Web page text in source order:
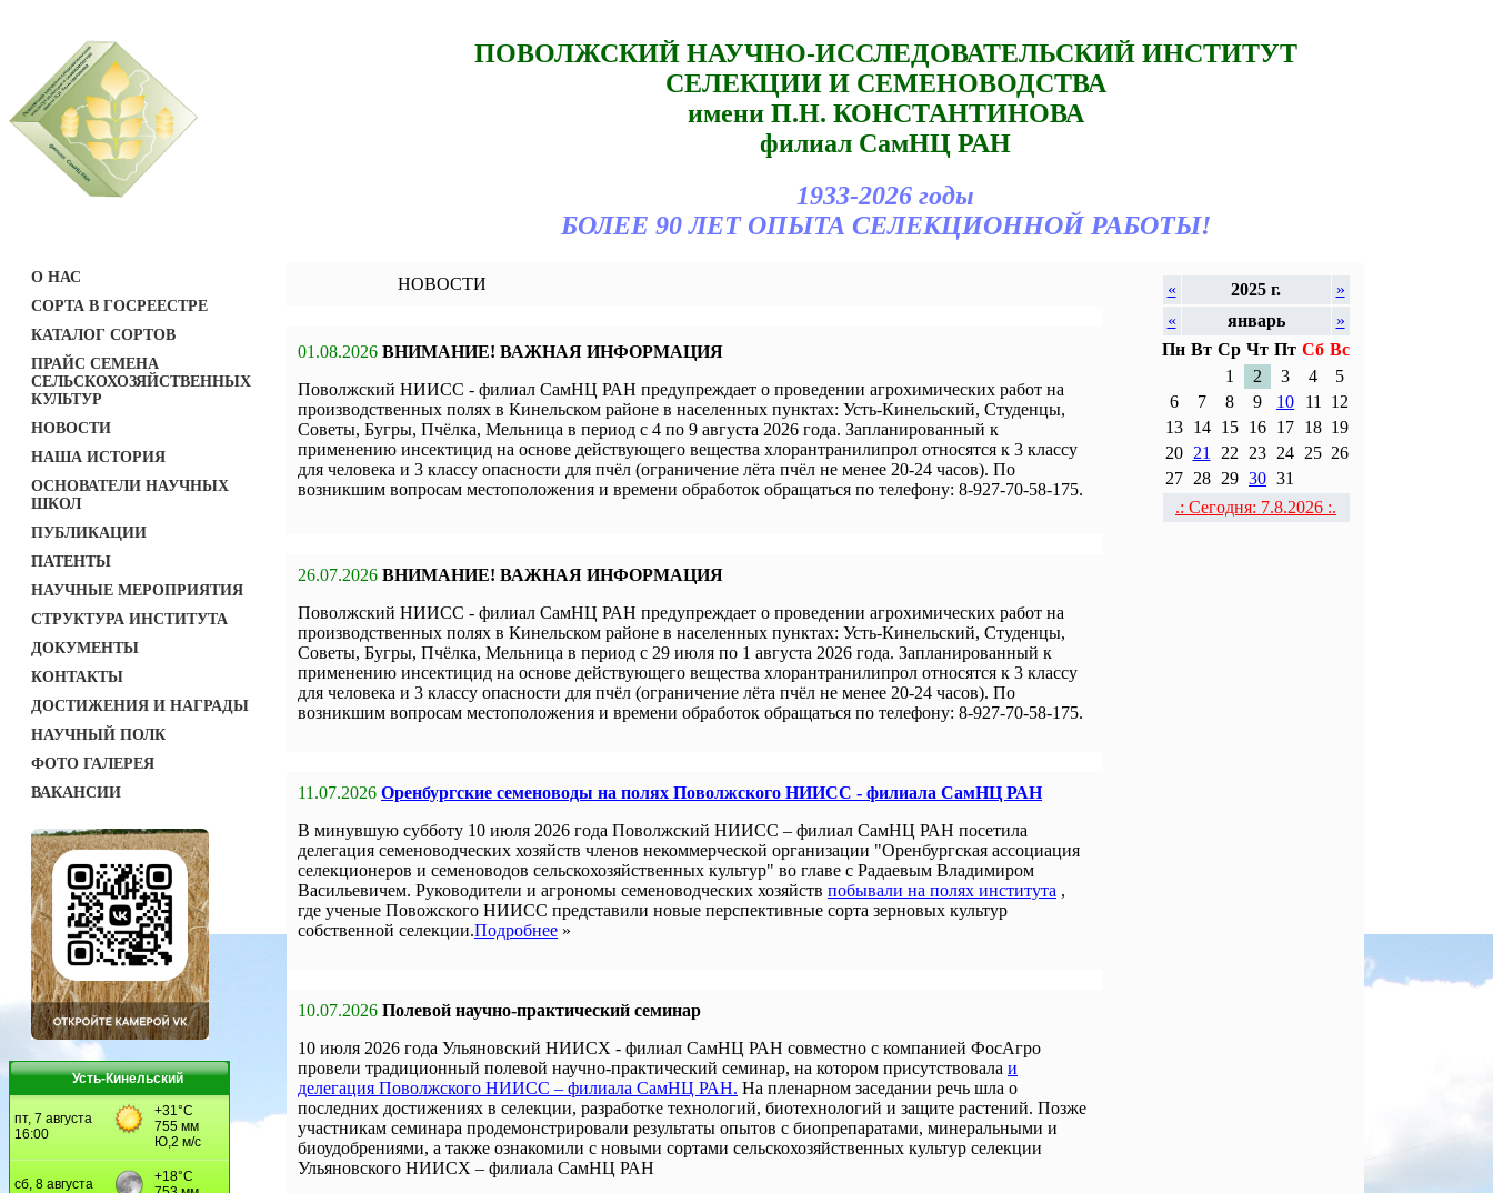
ПОВОЛЖСКИЙ НАУЧНО-ИССЛЕДОВАТЕЛЬСКИЙ ИНСТИТУТ
СЕЛЕКЦИИ И СЕМЕНОВОДСТВА
имени П.Н. КОНСТАНТИНОВА
филиал СамНЦ РАН
1933-2026 годы
БОЛЕЕ 90 ЛЕТ ОПЫТА СЕЛЕКЦИОННОЙ РАБОТЫ!
О НАС
СОРТА В ГОСРЕЕСТРЕ
КАТАЛОГ СОРТОВ
ПРАЙС СЕМЕНА
СЕЛЬСКОХОЗЯЙСТВЕННЫХ
КУЛЬТУР
НОВОСТИ
НАША ИСТОРИЯ
ОСНОВАТЕЛИ НАУЧНЫХ
ШКОЛ
ПУБЛИКАЦИИ
ПАТЕНТЫ
НАУЧНЫЕ МЕРОПРИЯТИЯ
СТРУКТУРА ИНСТИТУТА
ДОКУМЕНТЫ
КОНТАКТЫ
ДОСТИЖЕНИЯ И НАГРАДЫ
НАУЧНЫЙ ПОЛК
ФОТО ГАЛЕРЕЯ
ВАКАНСИИ
Усть-Кинельский
НОВОСТИ « 2025 г.
»
«
январь
»
Пн Вт Ср Чт Пт Сб Вс
1
2 3 4
5
6
7 8 9 10 11
12
13
14 15 16 17 18 19
20
21 22 23 24 25 26
27
28 29 30 31
.: Сегодня: 7.8.2026 :.
01.08.2026 ВНИМАНИЕ! ВАЖНАЯ ИНФОРМАЦИЯ
Поволжский НИИСС - филиал СамНЦ РАН предупреждает о проведении агрохимических работ на
производственных полях в Кинельском районе в населенных пунктах: Усть-Кинельский, Студенцы,
Советы, Бугры, Пчёлка, Мельница в период с 4 по 9 августа 2026 года. Запланированный к
применению инсектицид на основе действующего вещества хлорантранилипрол относятся к 3 классу
для человека и 3 классу опасности для пчёл (ограничение лёта пчёл не менее 20-24 часов). По
возникшим вопросам местоположения и времени обработок обращаться по телефону: 8-927-70-58-175.
26.07.2026 ВНИМАНИЕ! ВАЖНАЯ ИНФОРМАЦИЯ
Поволжский НИИСС - филиал СамНЦ РАН предупреждает о проведении агрохимических работ на
производственных полях в Кинельском районе в населенных пунктах: Усть-Кинельский, Студенцы,
Советы, Бугры, Пчёлка, Мельница в период с 29 июля по 1 августа 2026 года. Запланированный к
применению инсектицид на основе действующего вещества хлорантранилипрол относятся к 3 классу
для человека и 3 классу опасности для пчёл (ограничение лёта пчёл не менее 20-24 часов). По
возникшим вопросам местоположения и времени обработок обращаться по телефону: 8-927-70-58-175.
11.07.2026 Оренбургские семеноводы на полях Поволжского НИИСС - филиала СамНЦ РАН
В минувшую субботу 10 июля 2026 года Поволжский НИИСС – филиал СамНЦ РАН посетила
делегация семеноводческих хозяйств членов некоммерческой организации "Оренбургская ассоциация
селекционеров и семеноводов сельскохозяйственных культур" во главе с Радаевым Владимиром
Васильевичем. Руководители и агрономы семеноводческих хозяйств побывали на полях института ,
где ученые Повожского НИИСС представили новые перспективные сорта зерновых культур
собственной селекции.Подробнее »
10.07.2026 Полевой научно-практический семинар
10 июля 2026 года Ульяновский НИИСХ - филиал СамНЦ РАН совместно с компанией ФосАгро
провели традиционный полевой научно-практический семинар, на котором присутствовала и
делегация Поволжского НИИСС – филиала СамНЦ РАН. На пленарном заседании речь шла о
последних достижениях в селекции, разработке технологий, биотехнологий и защите растений. Позже
участникам семинара продемонстрировали результаты опытов с биопрепаратами, минеральными и
биоудобрениями, а также ознакомили с новыми сортами сельскохозяйственных культур селекции
Ульяновского НИИСХ – филиала СамНЦ РАН